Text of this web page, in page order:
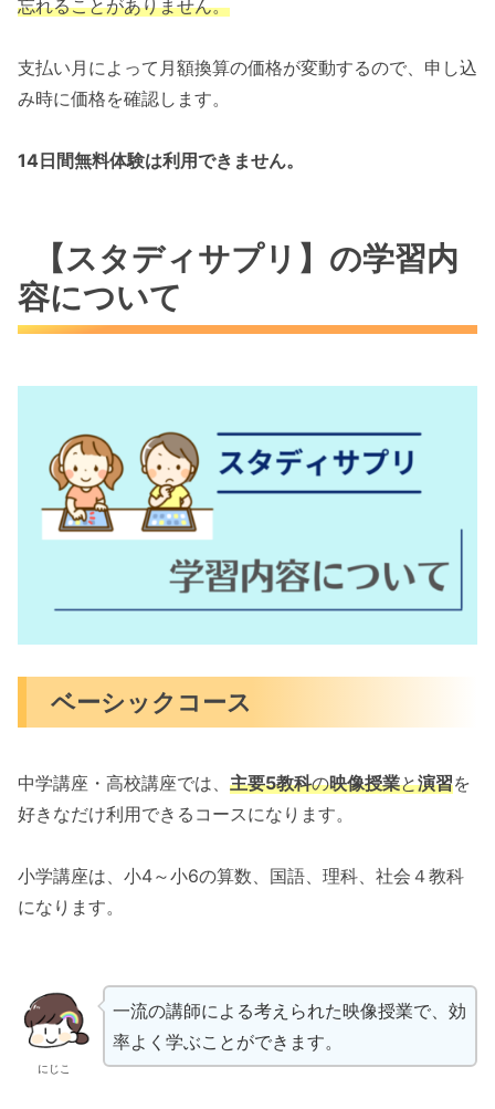
忘れることがありません。
支払い月によって月額換算の価格が変動するので、申し込
み時に価格を確認します。
14日間無料体験は利用できません。
【スタディサプリ】の学習内
容について
ベーシックコース
中学講座・高校講座では、 主要5教科の映像授業と演習を
好きなだけ利用できるコースになります。
小学講座は、小4～小6の算数、国語、理科、社会４教科
になります。
にじこ
一流の講師による考えられた映像授業で、効
率よく学ぶことができます。